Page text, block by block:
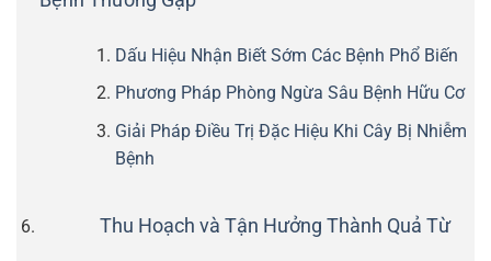
Dấu Hiệu Nhận Biết Sớm Các Bệnh Phổ Biến
Phương Pháp Phòng Ngừa Sâu Bệnh Hữu Cơ
Giải Pháp Điều Trị Đặc Hiệu Khi Cây Bị Nhiễm
Bệnh
Thu Hoạch và Tận Hưởng Thành Quả Từ